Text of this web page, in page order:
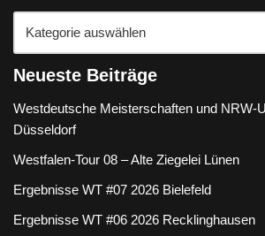
Neueste Beiträge
Westdeutsche Meisterschaften und NRW-
Düsseldorf
Westfalen-Tour 08 – Alte Ziegelei Lünen
Ergebnisse WT #07 2026 Bielefeld
Ergebnisse WT #06 2026 Recklinghausen